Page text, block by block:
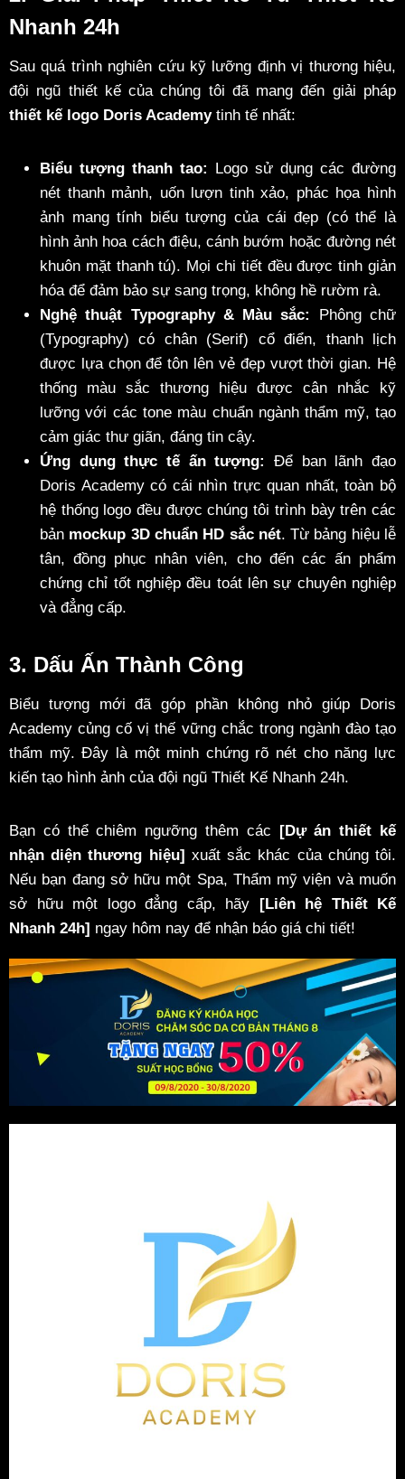
Nhanh 24h
Sau quá trình nghiên cứu kỹ lưỡng định vị thương hiệu,
đội ngũ thiết kế của chúng tôi đã mang đến giải pháp
thiết kế logo Doris Academytinh tế nhất:
Biểu tượng thanh tao: Logo sử dụng các đường
nét thanh mảnh, uốn lượn tinh xảo, phác họa hình
ảnh mang tính biểu tượng của cái đẹp (có thể là
hình ảnh hoa cách điệu, cánh bướm hoặc đường nét
khuôn mặt thanh tú). Mọi chi tiết đều được tinh giản
hóa để đảm bảo sự sang trọng, không hề rườm rà.
Nghệ thuật Typography & Màu sắc:
Phông chữ
(Typography) có chân (Serif) cổ điển, thanh lịch
được lựa chọn để tôn lên vẻ đẹp vượt thời gian. Hệ
thống màu sắc thương hiệu được cân nhắc kỹ
lưỡng với các tone màu chuẩn ngành thẩm mỹ, tạo
cảm giác thư giãn, đáng tin cậy.
Ứng dụng thực tế ấn tượng:
Để ban lãnh đạo
Doris Academy có cái nhìn trực quan nhất, toàn bộ
hệ thống logo đều được chúng tôi trình bày trên các
bản mockup 3D chuẩn HD sắc nét. Từ bảng hiệu lễ
tân, đồng phục nhân viên, cho đến các ấn phẩm
chứng chỉ tốt nghiệp đều toát lên sự chuyên nghiệp
và đẳng cấp.
3. Dấu Ấn Thành Công
Biểu tượng mới đã góp phần không nhỏ giúp Doris
Academy củng cố vị thế vững chắc trong ngành đào tạo
thẩm mỹ. Đây là một minh chứng rõ nét cho năng lực
kiến tạo hình ảnh của đội ngũ Thiết Kế Nhanh 24h.
Bạn có thể chiêm ngưỡng thêm các [Dự án thiết kế
nhận diện thương hiệu] xuất sắc khác của chúng tôi.
Nếu bạn đang sở hữu một Spa, Thẩm mỹ viện và muốn
sở hữu một logo đẳng cấp, hãy [Liên hệ Thiết Kế
Nhanh 24h] ngay hôm nay để nhận báo giá chi tiết!